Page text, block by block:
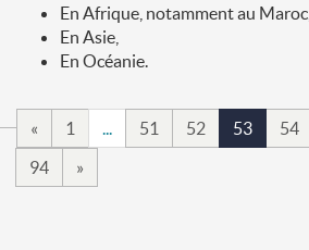
En Afrique, notamment au Maroc,
En Asie,
En Océanie.
« 1 51 52 53 54
94
»